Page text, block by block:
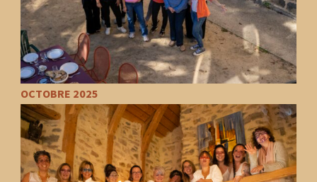
OCTOBRE 2025